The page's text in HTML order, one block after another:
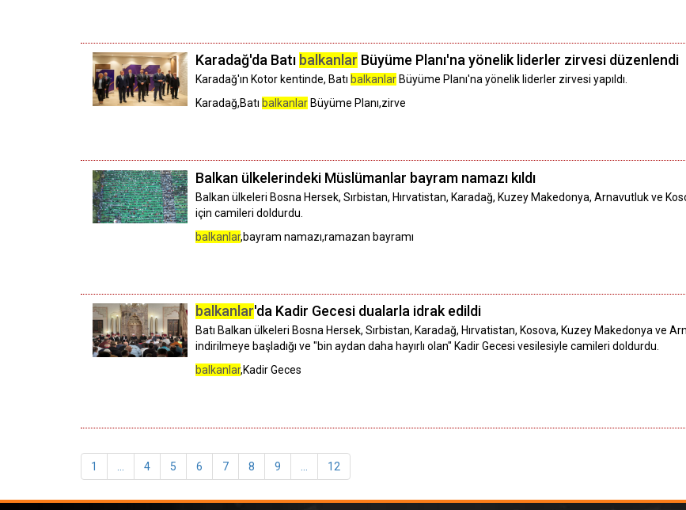
Karadağ'da Batı balkanlar Büyüme Planı'na yönelik liderler zirvesi düzenlendi
Karadağ'ın Kotor kentinde, Batı balkanlar Büyüme Planı'na yönelik liderler zirvesi yapıldı.
Karadağ,Batı balkanlar Büyüme Planı,zirve
Balkan ülkelerindeki Müslümanlar bayram namazı kıldı
Balkan ülkeleri Bosna Hersek, Sırbistan, Hırvatistan, Karadağ, Kuzey Makedonya, Arnavutluk ve
için camileri doldurdu.
balkanlar,bayram namazı,ramazan bayramı
balkanlar'da Kadir Gecesi dualarla idrak edildi
Batı Balkan ülkeleri Bosna Hersek, Sırbistan, Karadağ, Hırvatistan, Kosova, Kuzey Makedonya ve
indirilmeye başladığı ve "bin aydan daha hayırlı olan" Kadir Gecesi vesilesiyle camileri doldurdu.
balkanlar,Kadir Geces
1 4 5 6 7 8 9 12